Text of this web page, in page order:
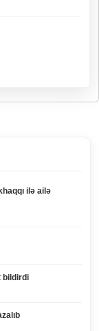
ilə ailə
bildirdi